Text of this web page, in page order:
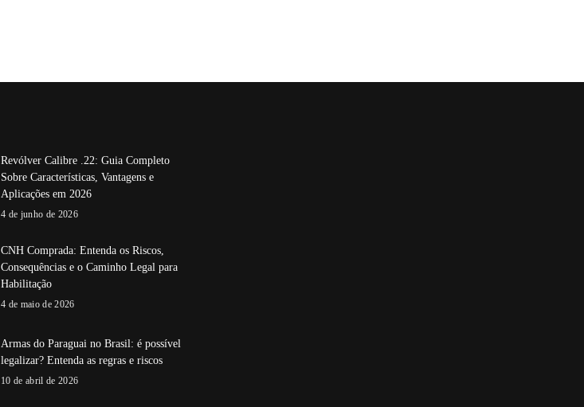
Revólver Calibre .22: Guia Completo
Sobre Características, Vantagens e
Aplicações em 2026
4 de junho de 2026
CNH Comprada: Entenda os Riscos,
Consequências e o Caminho Legal para
Habilitação
4 de maio de 2026
Armas do Paraguai no Brasil: é possível
legalizar? Entenda as regras e riscos
10 de abril de 2026